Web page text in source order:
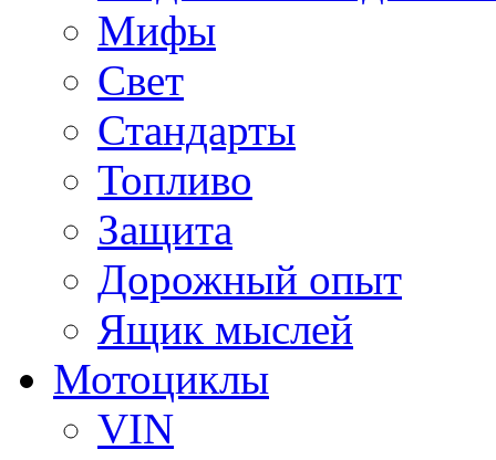
Мифы
Свет
Стандарты
Топливо
Защита
Дорожный опыт
Ящик мыслей
Мотоциклы
VIN